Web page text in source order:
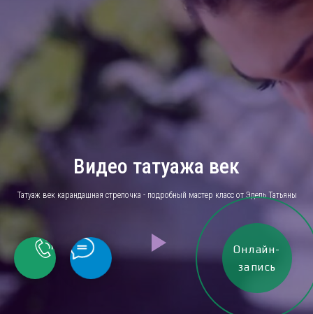
Видео татуажа век
Татуаж век карандашная стрелочка - подробный мастер класс от Эдель Татьяны
Онлайн-
запись